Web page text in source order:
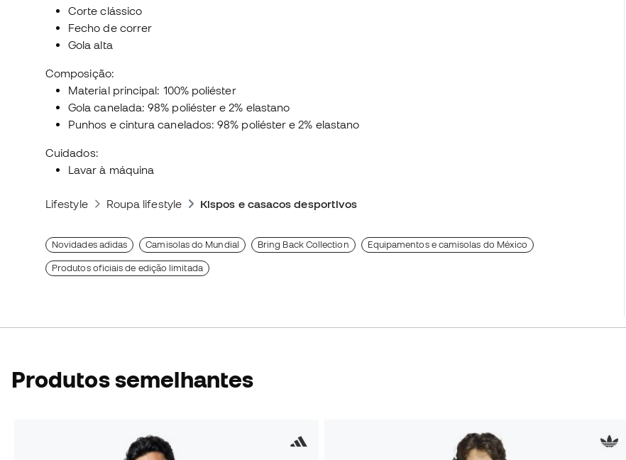
Corte clássico
Fecho de correr
Gola alta
Composição:
Material principal: 100% poliéster
Gola canelada: 98% poliéster e 2% elastano
Punhos e cintura canelados: 98% poliéster e 2% elastano
Cuidados:
Lavar à máquina
Lifestyle Roupa lifestyle Kispos e casacos desportivos
Novidades adidas Camisolas do Mundial Bring Back Collection Equipamentos e camisolas do México
Produtos oficiais de edição limitada
Produtos semelhantes